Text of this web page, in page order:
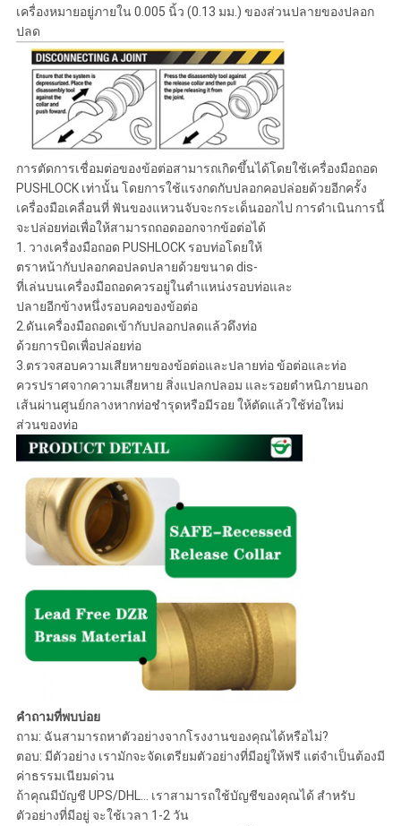
เครื่องหมายอยู่ภายใน 0.005 นิ้ว (0.13 มม.) ของส่วนปลายของปลอก
ปลด
การตัดการเชื่อมต่อของข้อต่อสามารถเกิดขึ้นได้โดยใช้เครื่องมือถอด
PUSHLOCK เท่านั้น โดยการใช้แรงกดกับปลอกคอปล่อยด้วยอีกครั้ง
เครื่องมือเคลื่อนที่ ฟันของแหวนจับจะกระเด็นออกไป การดำเนินการนี้
จะปล่อยท่อเพื่อให้สามารถถอดออกจากข้อต่อได้
1. วางเครื่องมือถอด PUSHLOCK รอบท่อโดยให้
ตราหน้ากับปลอกคอปลดปลายด้วยขนาด dis-
ที่เล่นบนเครื่องมือถอดควรอยู่ในตำแหน่งรอบท่อและ
ปลายอีกข้างหนึ่งรอบคอของข้อต่อ
2.ดันเครื่องมือถอดเข้ากับปลอกปลดแล้วดึงท่อ
ด้วยการบิดเพื่อปล่อยท่อ
3.ตรวจสอบความเสียหายของข้อต่อและปลายท่อ ข้อต่อและท่อ
ควรปราศจากความเสียหาย สิ่งแปลกปลอม และรอยตำหนิภายนอก
เส้นผ่านศูนย์กลางหากท่อชำรุดหรือมีรอย ให้ตัดแล้วใช้ท่อใหม่
ส่วนของท่อ
คำถามที่พบบ่อย
ถาม: ฉันสามารถหาตัวอย่างจากโรงงานของคุณได้หรือไม่?
ตอบ: มีตัวอย่าง เรามักจะจัดเตรียมตัวอย่างที่มีอยู่ให้ฟรี แต่จำเป็นต้องมี
ค่าธรรมเนียมด่วน
ถ้าคุณมีบัญชี UPS/DHL... เราสามารถใช้บัญชีของคุณได้ สำหรับ
ตัวอย่างที่มีอยู่ จะใช้เวลา 1-2 วัน